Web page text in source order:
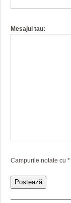
Mesajul tau:
Campurile notate cu *